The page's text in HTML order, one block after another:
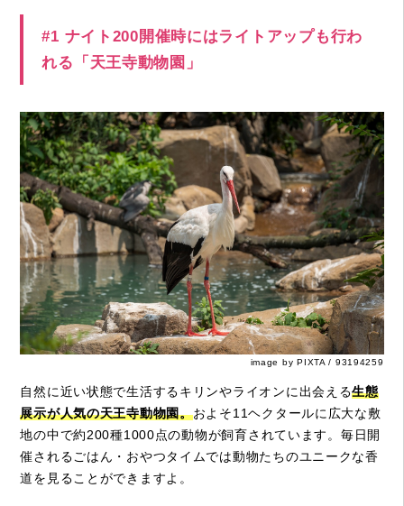
#1 ナイト200開催時にはライトアップも行わ
れる「天王寺動物園」
image by PIXTA / 93194259
自然に近い状態で生活するキリンやライオンに出会える生態
展示が人気の天王寺動物園。およそ11ヘクタールに広大な敷
地の中で約200種1000点の動物が飼育されています。毎日開
催されるごはん・おやつタイムでは動物たちのユニークな香
道を見ることができますよ。